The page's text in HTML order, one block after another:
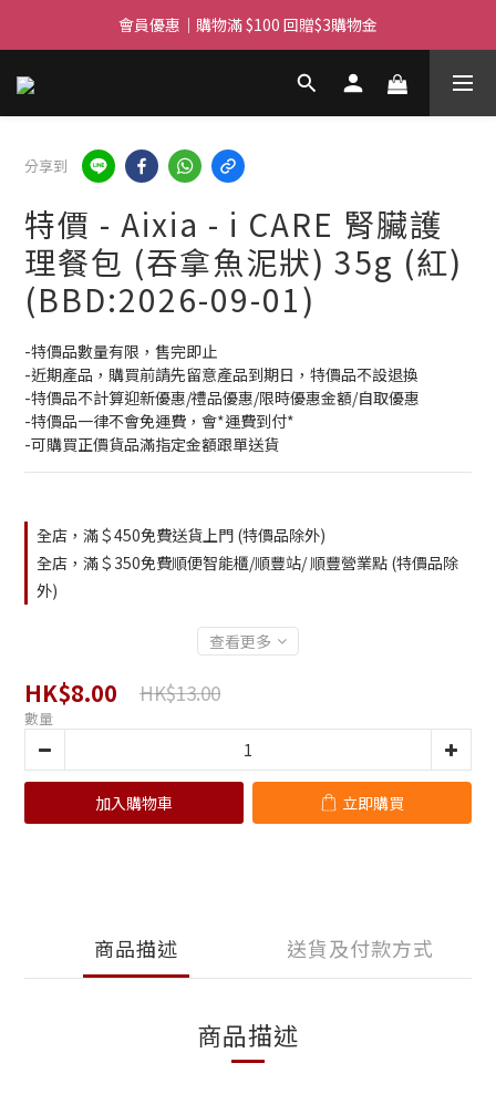
滿$450免費送貨上門 I 滿$350免運 順豐自取
會員優惠｜購物滿 $100 回贈$3購物金
滿$450免費送貨上門 I 滿$350免運 順豐自取
分享到
特價 - Aixia - i CARE 腎臟護
理餐包 (吞拿魚泥狀) 35g (紅)
(BBD:2026-09-01)
-特價品數量有限，售完即止
-近期產品，購買前請先留意產品到期日，特價品不設退換
-特價品不計算迎新優惠/禮品優惠/限時優惠金額/自取優惠
-特價品一律不會免運費，會*運費到付*
-可購買正價貨品滿指定金額跟單送貨
全店，滿＄450免費送貨上門 (特價品除外)
全店，滿＄350免費順便智能櫃/順豐站/ 順豐營業點 (特價品除
外)
查看更多
HK$8.00 HK$13.00
數量
加入購物車 立即購買
商品描述 送貨及付款方式
商品描述